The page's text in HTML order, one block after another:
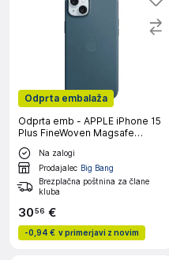
Odprta embalaža
Odprta emb - APPLE iPhone 15
Plus FineWoven Magsafe
(Pacific Blue) ovitek
Na zalogi
Prodajalec Big Bang
Brezplačna poštnina za člane
kluba
3056 €
-0,94 € v primerjavi z novim